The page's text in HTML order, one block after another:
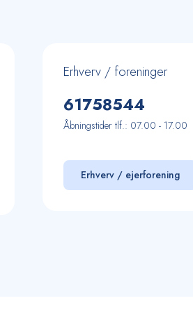
Erhverv / foreninger
61758544
Åbningstider tlf.: 07.00 - 17.00
Erhverv / ejerforening